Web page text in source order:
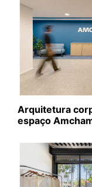
Arquitetura
espaço